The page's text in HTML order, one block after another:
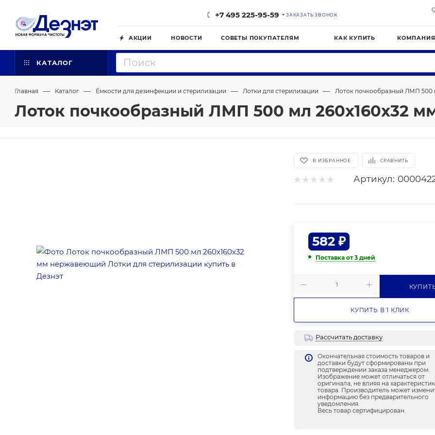
+7 495 225-95-59 ЗАКАЗАТЬ ЗВОНОК
АКЦИИ НОВОСТИ СОВЕТЫ ПОКУПАТЕЛЯМ КАК КУПИТЬ КОМПАНИЯ
КАТАЛОГ
Главная — Каталог — Ёмкости для дезинфекции и стерилизации — Лотки для стерилизации — Лоток почкообразный ЛМП 500
Лоток почкообразный ЛМП 500 мл 260x160х32
В ИЗБРАННОЕ СРАВНИТЬ
Артикул:
582 ₽
Поставка от 3 дней
КУПИТЬ В 1 КЛИК
Рассчитать доставку
Окончательная стоимость товаров и
доставки будут сформированы при
подтверждении заказа менеджером.
Изображение может отличаться от
оригинала, не влияя на
товара. Производитель может
информацию без предварительного
уведомления.
Весь товар сертифицирован.